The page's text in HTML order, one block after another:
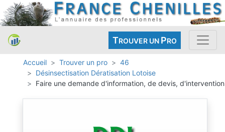
TROUVER UN PRO
Accueil Trouver un pro
46
Désinsectisation Dératisation Lotoise
Faire une demande d'information, de devis, d'intervention